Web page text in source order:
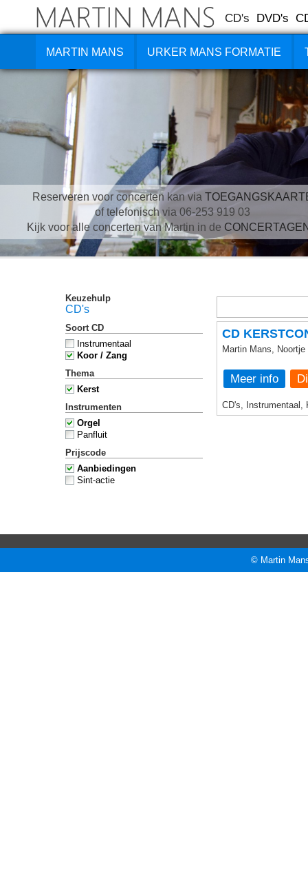
CD's DVD's
MARTIN MANS URKER MANS FORMATIE
Reserveren voor concerten kan via
of telefonisch via 06-253 919 03
Kijk voor alle concerten van Martin in de
Keuzehulp
CD's
Soort CD
Instrumentaal
Koor / Zang
Thema
Kerst
Instrumenten
Orgel
Panfluit
Prijscode
Aanbiedingen
Sint-actie
CD
Martin Mans,
Meer info
CD's, Instrumentaal,
© Martin